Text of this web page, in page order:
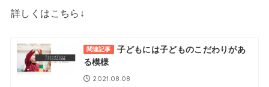
詳しくはこちら↓
関連記事
子どもには子どものこだわりがあ
る模様
2021.08.08